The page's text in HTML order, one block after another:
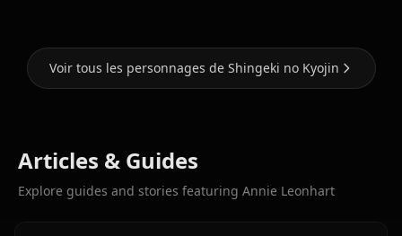
Voir tous les personnages de Shingeki no Kyojin
Articles & Guides
Explore guides and stories featuring Annie Leonhart